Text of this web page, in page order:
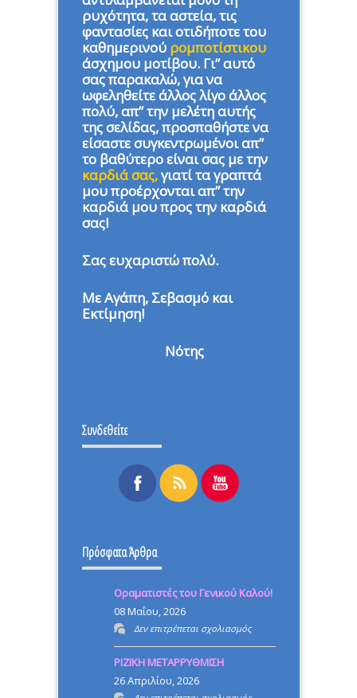
ρυχότητα, τα αστεία, τις
φαντασίες και οτιδήποτε του
καθημερινού ρομποτίστικου
άσχημου μοτίβου. Γι” αυτό
σας παρακαλώ, για να
ωφεληθείτε άλλος λίγο άλλος
πολύ, απ” την μελέτη αυτής
της σελίδας, προσπαθήστε να
είσαστε συγκεντρωμένοι απ”
το βαθύτερο είναι σας με την
καρδιά σας,γιατί τα γραπτά
μου προέρχονται απ” την
καρδιά μου προς την καρδιά
σας!
Σας ευχαριστώ πολύ.
Με Αγάπη, Σεβασμό και
Εκτίμηση!
Νότης
Συνδεθείτε
Πρόσφατα Άρθρα
Οραματιστές του Γενικού Καλού!
08 Μαΐου, 2026
Δεν επιτρέπεται σχολιασμόςστο
Οραματιστές
ΡΙΖΙΚΗ ΜΕΤΑΡΡΥΘΜΙΣΗ
26 Απριλίου, 2026